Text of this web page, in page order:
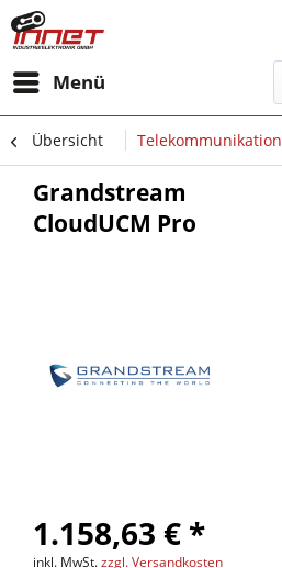
Menü
Übersicht Telekommunikation
Grandstream
CloudUCM Pro
1.158,63 € *
inkl. MwSt.zzgl. Versandkosten